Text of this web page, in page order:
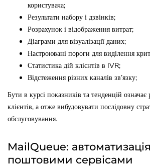
користувача;
Результати набору і дзвінків;
Розрахунок і відображення витрат;
Діаграми для візуалізації даних;
Настроювані пороги для виділення
Статистика дій клієнтів в IVR;
Відстеження різних каналів зв’язку;
Бути в курсі показників та тенденцій означає
клієнтів, а отже вибудовувати послідовну
обслуговування.
MailQueue:
поштовими сервісами